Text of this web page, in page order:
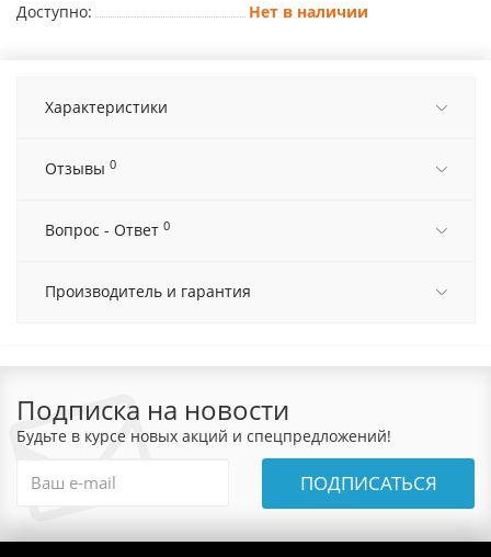
Доступно:
Нет в наличии
Характеристики
Отзывы 0
Вопрос - Ответ 0
Производитель и гарантия
Подписка на новости
Будьте в курсе новых акций и спецпредложений!
ПОДПИСАТЬСЯ